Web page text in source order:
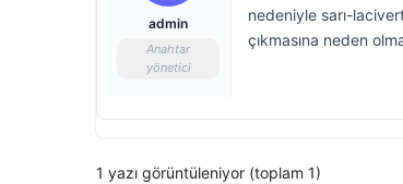
admin
Anahtar
yönetici
nedeniyle sarı-
çıkmasına neden
1 yazı görüntüleniyor (toplam 1)